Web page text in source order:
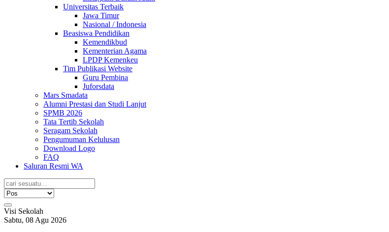
Universitas Terbaik
Jawa Timur
Nasional / Indonesia
Beasiswa Pendidikan
Kemendikbud
Kementerian Agama
LPDP Kemenkeu
Tim Publikasi Website
Guru Pembina
Juforsdata
Mars Smadata
Alumni Prestasi dan Studi Lanjut
SPMB 2026
Tata Tertib Sekolah
Seragam Sekolah
Pengumuman Kelulusan
Download Logo
FAQ
Saluran Resmi WA
Visi Sekolah
Sabtu, 08 Agu 2026